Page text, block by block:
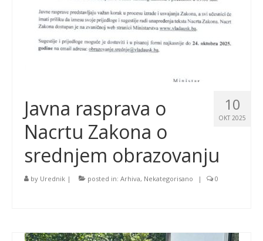
10
OKT 2025
Javna rasprava o
Nacrtu Zakona o
srednjem obrazovanju
by Urednik | posted in: Arhiva, Nekategorisano | 0